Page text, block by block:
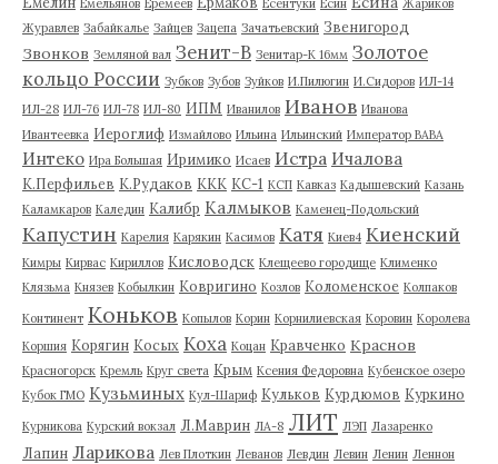
Емельянов Еремеев Есентуки Есин
Жариков
Журавлев Забайкалье Зайцев Зацепа Зачатьевский Звенигород
Звонков Земляной вал Зенит-В Зенитар-К 16мм Золотое
кольцо России Зубков Зубов Зуйков И.Пилюгин И.Сидоров ИЛ-14
ИЛ-28 ИЛ-76 ИЛ-78 ИЛ-80 ИПМ Иванилов Иванов Иванова
Ивантеевка Иероглиф Измайлово Ильина Ильинский Император ВАВА
Интеко Ира Большая Иримико Исаев Истра Ичалова
К.Перфильев К.Рудаков ККК КС-1 КСП Кавказ Кадышевский Казань
Каламкаров Каледин Калибр Калмыков Каменец-Подольский
Капустин Карелия Карякин Касимов Катя Киев4 Киенский
Кимры Кирвас Кириллов Кисловодск Клещеево городище Клименко
Клязьма Князев Кобылкин Ковригино Козлов Коломенское Колпаков
Континент Коньков Копылов Корин Корнилиевская Коровин Королева
Коршия Корягин Косых Коха Коцан Кравченко Краснов
Красногорск Кремль Круг света Крым Ксения Федоровна Кубенское озеро
Кубок ГМО Кузьминых Кул-Шариф Кульков Курдюмов Куркино
Курникова Курский вокзал Л.Маврин ЛА-8 ЛИТ ЛЭП Лазаренко
Лапин Ларикова Лев Плоткин Леванов Левдин Левин Ленин Леннон